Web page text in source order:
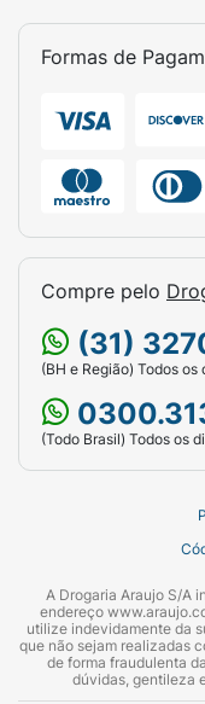
Formas de
Compre pelo
(31)
(BH e Região) Todos
(Todo Brasil) Todos os
A Drogaria Araujo S/A
endereço
utilize indevidamente da
que não sejam realizadas
de forma fraudulenta
dúvidas, gentileza